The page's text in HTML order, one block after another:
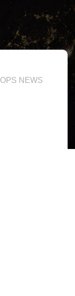
IOPS NEWS